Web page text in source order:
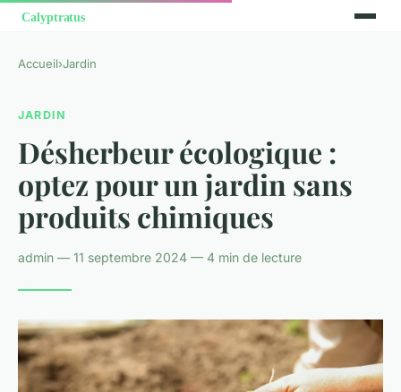
Accueil›Jardin
JARDIN
Désherbeur écologique :
optez pour un jardin sans
produits chimiques
admin — 11 septembre 2024 — 4 min de lecture